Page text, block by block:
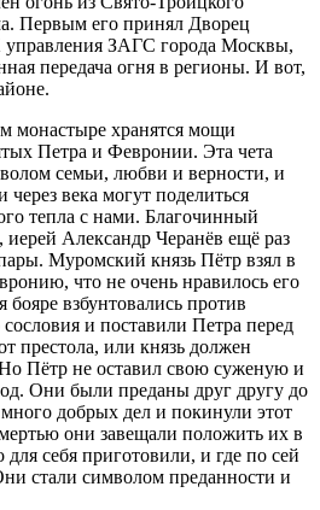
Первым его принял Дворец
ЗАГС города Москвы,
передача огня в регионы. И вот,
монастыре хранятся мощи
Петра и Февронии. Эта чета
семьи, любви и верности, и
века могут поделиться
тепла с нами. Благочинный
Александр Черанёв ещё раз
Муромский князь Пётр взял в
что не очень нравилось его
взбунтовались против
и поставили Петра перед
престола, или князь должен
Пётр не оставил свою суженую и
Они были преданы друг другу до
добрых дел и покинули этот
они завещали положить их в
себя приготовили, и где по сей
стали символом преданности и